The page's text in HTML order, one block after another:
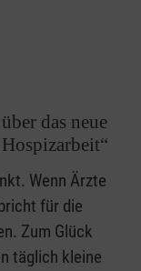
das neue
Wenn Ärzte
für die
Zum Glück
täglich kleine